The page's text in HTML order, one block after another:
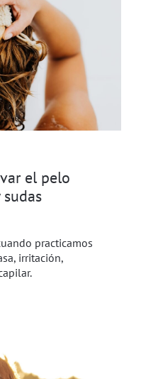
el pelo
practicamos
irritación,